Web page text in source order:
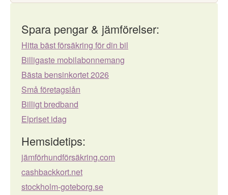
Spara pengar & jämförelser:
Hitta bäst försäkring för din bil
Billigaste mobilabonnemang
Bästa bensinkortet 2026
Små företagslån
Billigt bredband
Elpriset idag
Hemsidetips:
jämförhundförsäkring.com
cashbackkort.net
stockholm-goteborg.se